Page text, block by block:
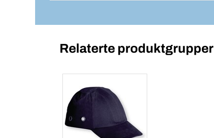
Relaterte produktgrupper